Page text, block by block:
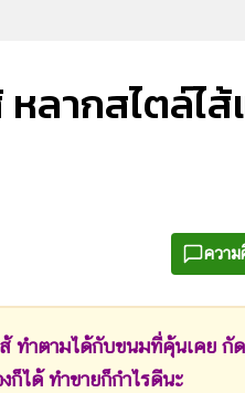
ลากสไตล์ไ
ควา
ทำตามได้กับขนมที่คุ้นเคย
ก็ได้ ทำขายก็กำไรดีนะ